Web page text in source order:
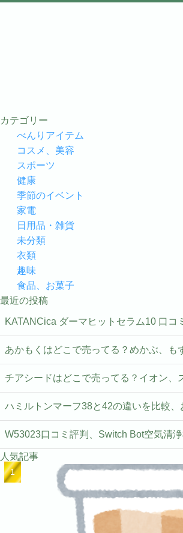
カテゴリー
べんりアイテム
コスメ、美容
スポーツ
健康
季節のイベント
家電
日用品・雑貨
未分類
衣類
趣味
食品、お菓子
最近の投稿
KATANCica ダーマヒットセラム10 口コ
あかもくはどこで売ってる？めかぶ、も
チアシードはどこで売ってる？イオン、
ハミルトンマーフ38と42の違いを比較、
W53023口コミ評判、Switch Bot空気清
人気記事